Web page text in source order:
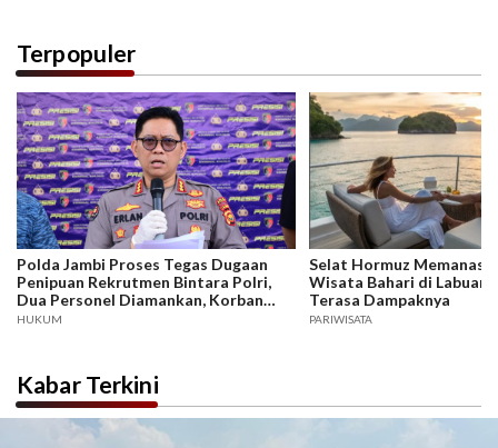
Terpopuler
Polda Jambi Proses Tegas Dugaan
Penipuan Rekrutmen Bintara Polri,
Dua Personel Diamankan, Korban
Dari Rakyat Biasa Hingga Perwira,
HUKUM
Selat Hormuz Memanas,
Wisata Bahari di Labuan
Terasa Dampaknya
PARIWISATA
Kabar Terkini